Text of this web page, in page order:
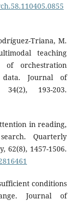
Triana, M.
teaching
of orchestration
Journal of
193-203.
in reading,
Quarterly
62(8), 1457-1506.
conditions
Journal of